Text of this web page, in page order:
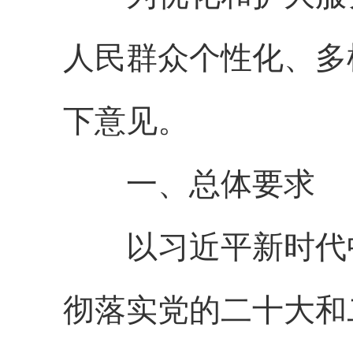
人民群众个性化、
下意见。
一、总体要求
以习近平新时代
彻落实党的二十大